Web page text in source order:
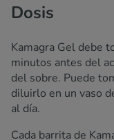
Dosis
Kamagra Gel debe
minutos antes del
del sobre. Puede
diluirlo en un vaso
al día.
Cada barrita de